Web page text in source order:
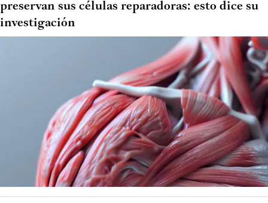
preservan sus células reparadoras: esto dice su
investigación